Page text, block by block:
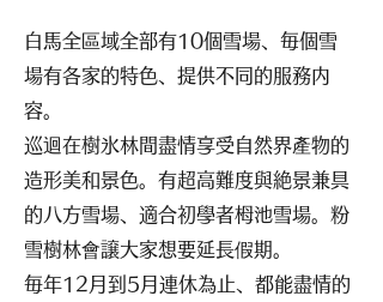
白馬全區域全部有10個雪場、毎個雪
場有各家的特色、提供不同的服務内
容。
巡迴在樹氷林間盡情享受自然界產物的
造形美和景色。有超高難度與絶景兼具
的八方雪場、適合初學者栂池雪場。粉
雪樹林會譲大家想要延長假期。
毎年12月到5月連休為止、都能盡情的